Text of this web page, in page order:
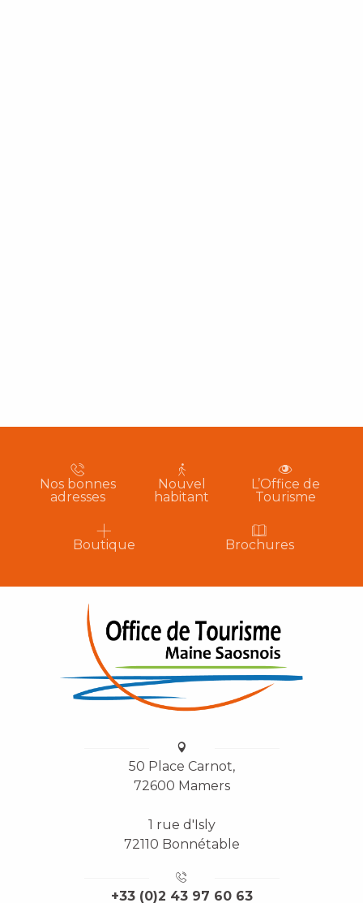
Nos bonnes
adresses
Nouvel
habitant
L’Office de
Tourisme
Boutique Brochures
50 Place Carnot,
72600 Mamers
1 rue d'Isly
72110 Bonnétable
+33 (0)2 43 97 60 63